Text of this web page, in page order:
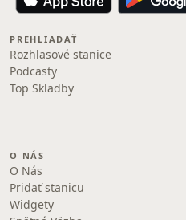
PREHLIADAŤ
Rozhlasové stanice
Podcasty
Top Skladby
O NÁS
O Nás
Pridať stanicu
Widgety